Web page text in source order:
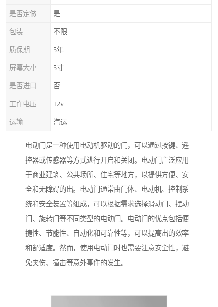
是否定做 是
包装 不限
质保期 5年
屏幕大小 5寸
是否进口 否
工作电压 12v
运输 汽运
电动门是一种使用电动机驱动的门，可以通过按键、遥
控器或传感器等方式进行开启和关闭。电动门广泛应用
于商业建筑、公共场所、住宅等地方，以提供方便、安
全和无障碍的出。电动门通常由门体、电动机、控制系
统和安全装置等组成，可以根据需求选择滑动门、摆动
门、旋转门等不同类型的电动门。电动门的优点包括便
捷性、节能性、自动化和可靠性等，可以提高出的效率
和舒适度。然而，使用电动门时也需要注意安全性，避
免夹伤、撞击等意外事件的发生。